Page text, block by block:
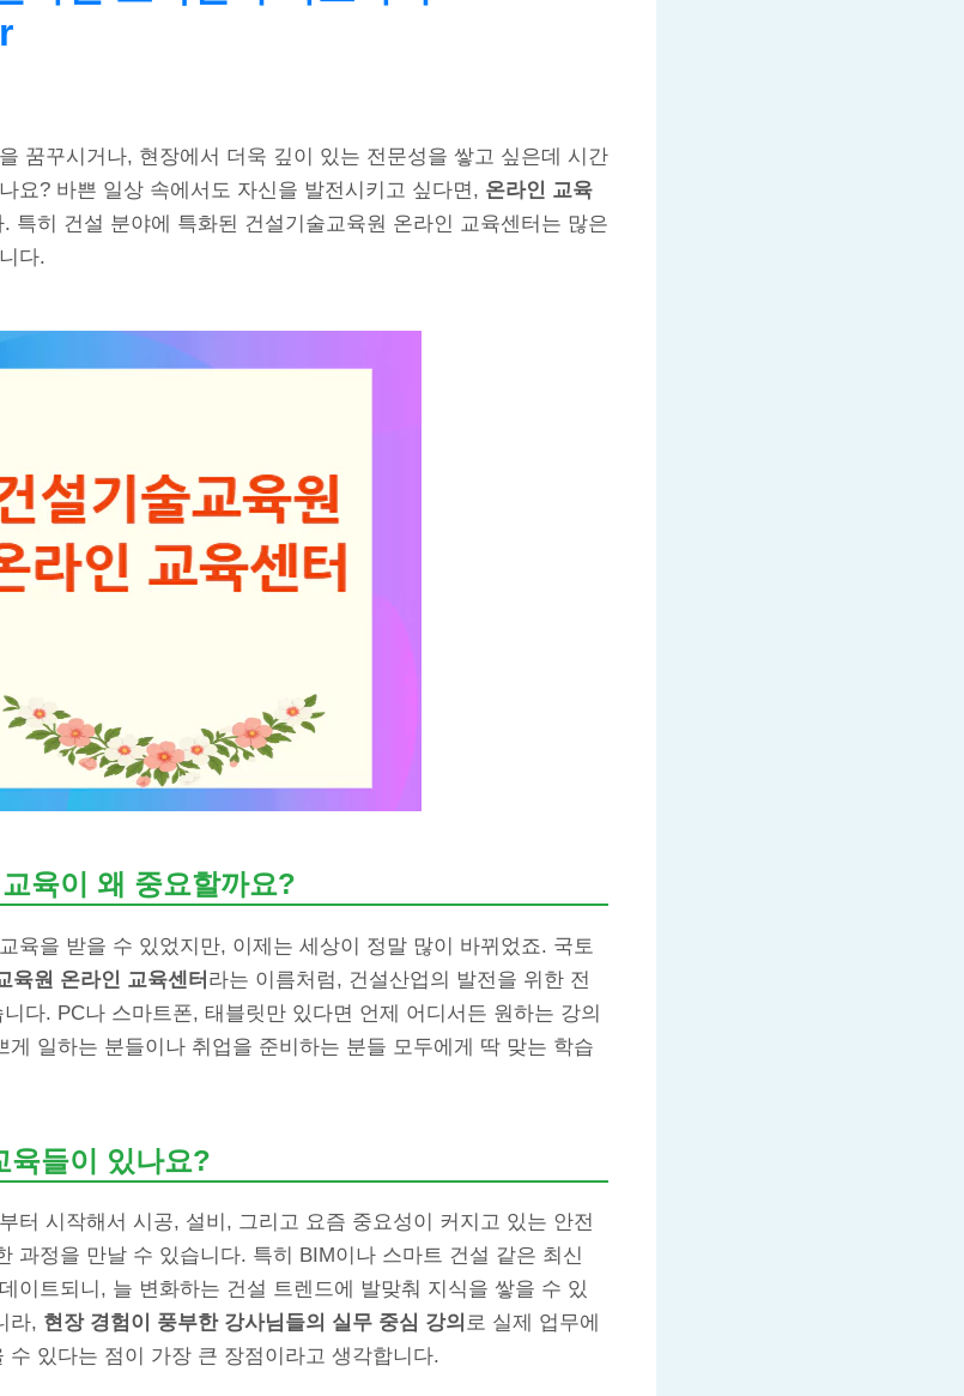
꿈꾸시거나, 현장에서 더욱 깊이 있는 전문성을 쌓고 싶은데 시간
요? 바쁜 일상 속에서도 자신을 발전시키고 싶다면, 온라인 교육
특히 건설 분야에 특화된 건설기술교육원 온라인 교육센터는 많은
다.
육이 왜 중요할까요?
육을 받을 수 있었지만, 이제는 세상이 정말 많이 바뀌었죠. 국토
육원 온라인 교육센터 라는 이름처럼, 건설산업의 발전을 위한 전
다. PC나 스마트폰, 태블릿만 있다면 언제 어디서든 원하는 강의
게 일하는 분들이나 취업을 준비하는 분들 모두에게 딱 맞는 학습
육들이 있나요?
터 시작해서 시공, 설비, 그리고 요즘 중요성이 커지고 있는 안전
과정을 만날 수 있습니다. 특히 BIM이나 스마트 건설 같은 최신
이트되니, 늘 변화하는 건설 트렌드에 발맞춰 지식을 쌓을 수 있
라, 현장 경험이 풍부한 강사님들의 실무 중심 강의 로 실제 업무에
있다는 점이 가장 큰 장점이라고 생각합니다.